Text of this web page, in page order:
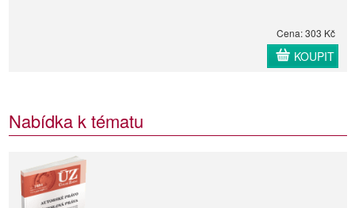
Cena: 303 Kč
KOUPIT
Nabídka k tématu